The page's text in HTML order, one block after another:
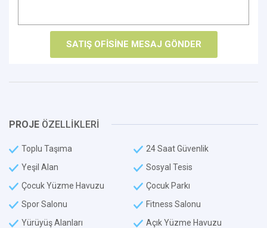
PROJE ÖZELLİKLERİ
Toplu Taşıma
24 Saat Güvenlik
Yeşil Alan
Sosyal Tesis
Çocuk Yüzme Havuzu
Çocuk Parkı
Spor Salonu
Fitness Salonu
Yürüyüş Alanları
Açık Yüzme Havuzu